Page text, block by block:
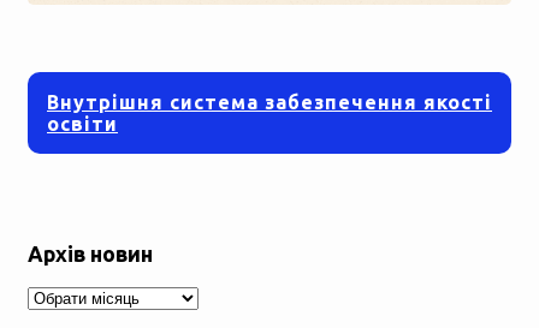
Внутрішня система забезпечення якості
освіти
Архів новин
Архів
новин